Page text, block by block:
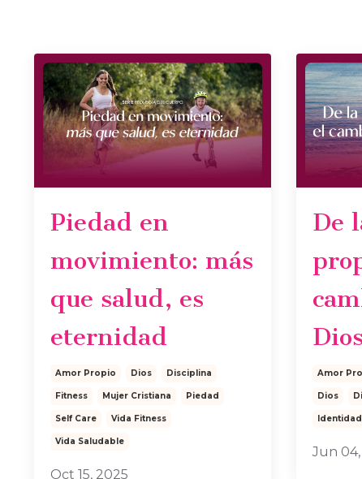
Piedad en
movimiento: más
que salud, es
eternidad
Amor Propio Dios Disciplina
Fitness Mujer Cristiana Piedad
Self Care Vida Fitness
Vida Saludable
Oct 15, 2025
De
Amor
Dios
Identidad
Jun